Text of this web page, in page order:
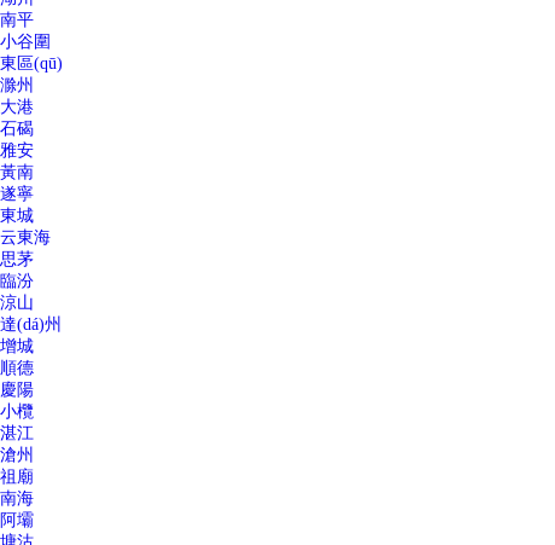
南平
小谷圍
東區(qū)
滁州
大港
石碣
雅安
黃南
遂寧
東城
云東海
思茅
臨汾
涼山
達(dá)州
增城
順德
慶陽
小欖
湛江
滄州
祖廟
南海
阿壩